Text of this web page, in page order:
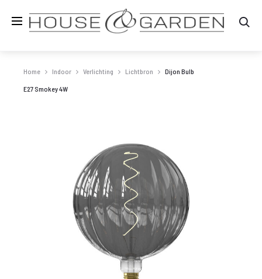
Home Indoor Verlichting Lichtbron Dijon Bulb
E27 Smokey 4W